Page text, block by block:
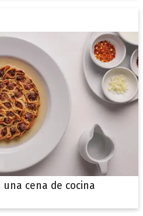
cena de cocina